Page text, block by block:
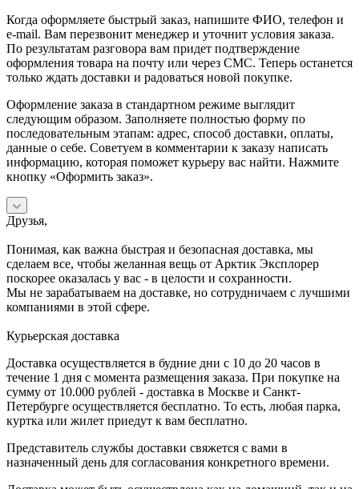
Когда оформляете быстрый заказ, напишите ФИО, телефон и
e-mail. Вам перезвонит менеджер и уточнит условия заказа.
По результатам разговора вам придет подтверждение
оформления товара на почту или через СМС. Теперь останется
только ждать доставки и радоваться новой покупке.
Оформление заказа в стандартном режиме выглядит
следующим образом. Заполняете полностью форму по
последовательным этапам: адрес, способ доставки, оплаты,
данные о себе. Советуем в комментарии к заказу написать
информацию, которая поможет курьеру вас найти. Нажмите
кнопку «Оформить заказ».
Друзья,
Понимая, как важна быстрая и безопасная доставка, мы
сделаем все, чтобы желанная вещь от Арктик Эксплорер
поскорее оказалась у вас - в целости и сохранности.
Мы не зарабатываем на доставке, но сотрудничаем с лучшими
компаниями в этой сфере.
Курьерская доставка
Доставка осуществляется в будние дни с 10 до 20 часов в
течение 1 дня с момента размещения заказа. При покупке на
сумму от 10.000 рублей - доставка в Москве и Санкт-
Петербурге осуществляется бесплатно. То есть, любая парка,
куртка или жилет приедут к вам бесплатно.
Представитель службы доставки свяжется с вами в
назначенный день для согласования конкретного времени.